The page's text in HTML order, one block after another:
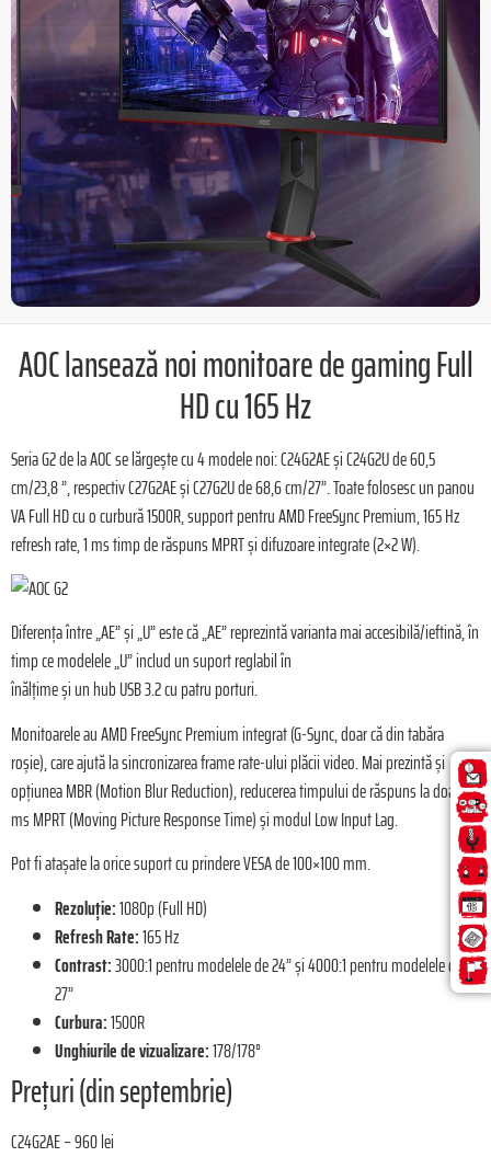
AOC lansează noi monitoare de gaming Full
HD cu 165 Hz
Seria G2 de la AOC se lărgește cu 4 modele noi: C24G2AE și C24G2U de 60,5
cm/23,8 ”, respectiv C27G2AE și C27G2U de 68,6 cm/27”. Toate folosesc un panou
VA Full HD cu o curbură 1500R, support pentru AMD FreeSync Premium, 165 Hz
refresh rate, 1 ms timp de răspuns MPRT și difuzoare integrate (2×2 W).
Diferența între „AE” și „U” este că „AE” reprezintă varianta mai accesibilă/ieftină, în
timp ce modelele „U” includ un suport reglabil în
înălțime și un hub USB 3.2 cu patru porturi.
Monitoarele au AMD FreeSync Premium integrat (G-Sync, doar că din tabăra
roșie), care ajută la sincronizarea frame rate-ului plăcii video. Mai prezintă și
opțiunea MBR (Motion Blur Reduction), reducerea timpului de răspuns la doar 1
ms MPRT (Moving Picture Response Time) și modul Low Input Lag.
Pot fi atașate la orice suport cu prindere VESA de 100×100 mm.
Rezoluție:1080p (Full HD)
Refresh Rate:165 Hz
Contrast:3000:1 pentru modelele de 24” și 4000:1 pentru modelele de
27”
Curbura:1500R
Unghiurile de vizualizare:178/178°
Prețuri (din septembrie)
C24G2AE – 960 lei